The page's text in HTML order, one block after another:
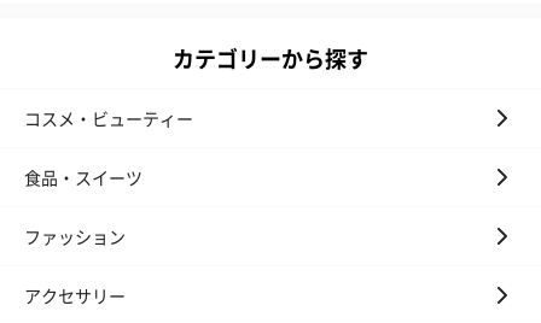
カテゴリーから探す
コスメ・ビューティー
食品・スイーツ
ファッション
アクセサリー